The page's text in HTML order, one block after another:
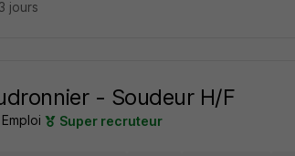
jours
- Soudeur H/F
Super recruteur